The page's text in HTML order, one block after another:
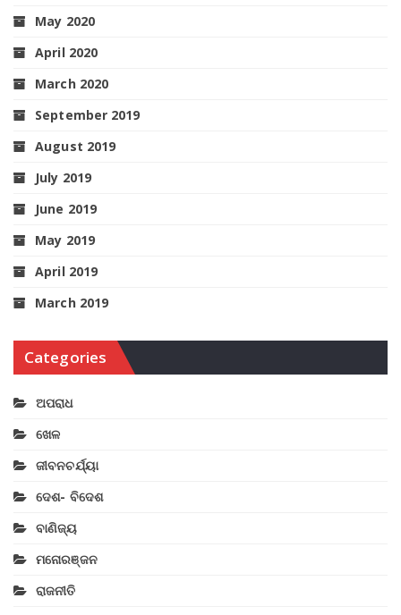
May 2020
April 2020
March 2020
September 2019
August 2019
July 2019
June 2019
May 2019
April 2019
March 2019
Categories
ଅପରାଧ
ଖେଳ
ଜୀବନଚର୍ଯ୍ୟା
ଦେଶ- ବିଦେଶ
ବାଣିଜ୍ୟ
ମନୋରଞ୍ଜନ
ରାଜନୀତି